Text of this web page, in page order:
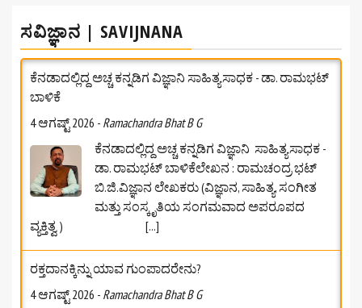
ಸವಿಜ್ಞಾನ | SAVIJNANA
ಕೆನಡಾದಲ್ಲಿದ್ದ ಅಚ್ಚ ಕನ್ನಡಿಗ ವಿಜ್ಞಾನಿ ಸಾಹಿತ್ಯಸಾಧಕ - ಡಾ. ರಾಮಭಟ್‌
ಬಾಳಿಕೆ
4 ಆಗಷ್ಟ್ 2026 - Ramachandra Bhat B G
ಕೆನಡಾದಲ್ಲಿದ್ದ ಅಚ್ಚ ಕನ್ನಡಿಗ ವಿಜ್ಞಾನಿ ಸಾಹಿತ್ಯಸಾಧಕ -
ಡಾ. ರಾಮಭಟ್‌ ಬಾಳಿಕೆಲೇಖನ : ರಾಮಚಂದ್ರ ಭಟ್
ಬಿ.ಜಿ.ವಿಜ್ಞಾನ ಲೇಖಕರು (ವಿಜ್ಞಾನ, ಸಾಹಿತ್ಯ, ಸಂಗೀತ
ಮತ್ತು ಸಂಸ್ಕೃತಿಯ ಸಂಗಮವಾದ ಅಪರೂಪದ
ವ್ಯಕ್ತಿತ್ವ ) [...]
ರಕ್ತದಾನಕ್ಕಿನ್ನು ಯಾವ ಗುಂಪಾದರೇನು?
4 ಆಗಷ್ಟ್ 2026 - Ramachandra Bhat B G